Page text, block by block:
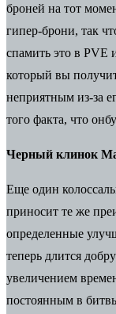
броней на тот
гипер-брони, так
спамить это в PVE
который вы
неприятным из-за
того факта, что
Черный клинок
Еще один
приносит те же
определенные
теперь длится
увеличением
постоянным в